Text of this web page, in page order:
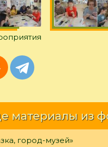
материалы из
город-музей»